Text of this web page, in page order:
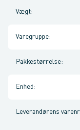
Vægt:
Varegruppe:
Pakkestørrelse:
Enhed :
Leverandørens varenr.